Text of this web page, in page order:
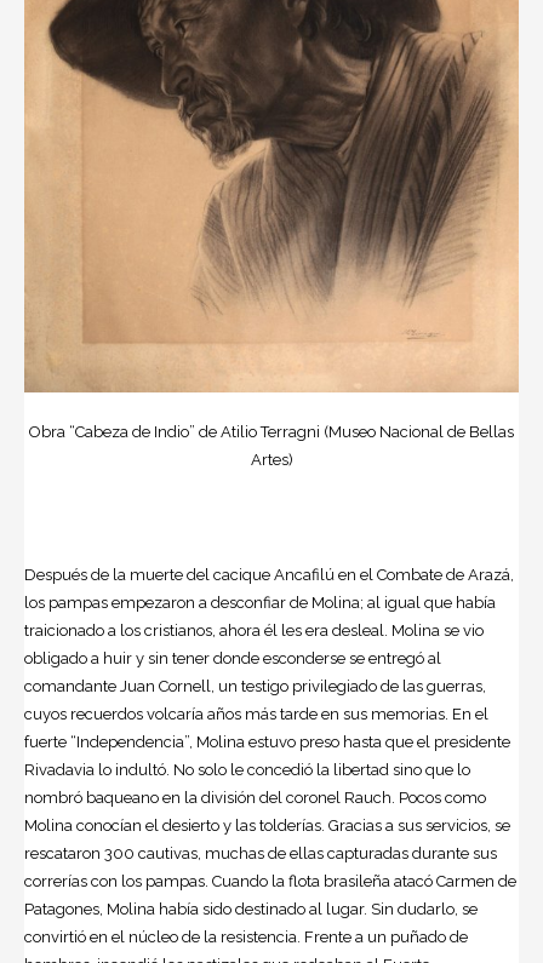
Obra “Cabeza de Indio” de Atilio Terragni (Museo Nacional de Bellas
Artes)
Después de la muerte del cacique Ancafilú en el Combate de Arazá,
los pampas empezaron a desconfiar de Molina; al igual que había
traicionado a los cristianos, ahora él les era desleal. Molina se vio
obligado a huir y sin tener donde esconderse se entregó al
comandante Juan Cornell, un testigo privilegiado de las guerras,
cuyos recuerdos volcaría años más tarde en sus memorias. En el
fuerte “Independencia”, Molina estuvo preso hasta que el presidente
Rivadavia lo indultó. No solo le concedió la libertad sino que lo
nombró baqueano en la división del coronel Rauch. Pocos como
Molina conocían el desierto y las tolderías. Gracias a sus servicios, se
rescataron 300 cautivas, muchas de ellas capturadas durante sus
correrías con los pampas. Cuando la flota brasileña atacó Carmen de
Patagones, Molina había sido destinado al lugar. Sin dudarlo, se
convirtió en el núcleo de la resistencia. Frente a un puñado de